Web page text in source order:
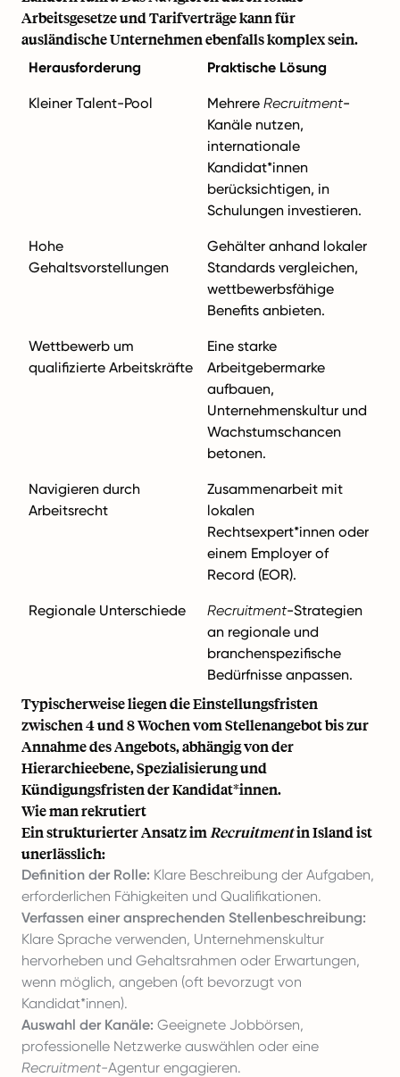
Arbeitsgesetze und Tarifverträge kann für
ausländische Unternehmen ebenfalls komplex sein.
Herausforderung Praktische Lösung
Kleiner Talent-Pool Mehrere Recruitment-
Kanäle nutzen,
internationale
Kandidat*innen
berücksichtigen, in
Schulungen investieren.
Hohe
Gehaltsvorstellungen
Gehälter anhand lokaler
Standards vergleichen,
wettbewerbsfähige
Benefits anbieten.
Wettbewerb um
qualifizierte Arbeitskräfte
Eine starke
Arbeitgebermarke
aufbauen,
Unternehmenskultur und
Wachstumschancen
betonen.
Navigieren durch
Arbeitsrecht
Zusammenarbeit mit
lokalen
Rechtsexpert*innen oder
einem Employer of
Record (EOR).
Regionale Unterschiede Recruitment-Strategien
an regionale und
branchenspezifische
Bedürfnisse anpassen.
Typischerweise liegen die Einstellungsfristen
zwischen 4 und 8 Wochen vom Stellenangebot bis zur
Annahme des Angebots, abhängig von der
Hierarchieebene, Spezialisierung und
Kündigungsfristen der Kandidat*innen.
Wie man rekrutiert
Ein strukturierter Ansatz im Recruitmentin Island ist
unerlässlich:
Definition der Rolle: Klare Beschreibung der Aufgaben,
erforderlichen Fähigkeiten und Qualifikationen.
Verfassen einer ansprechenden Stellenbeschreibung:
Klare Sprache verwenden, Unternehmenskultur
hervorheben und Gehaltsrahmen oder Erwartungen,
wenn möglich, angeben (oft bevorzugt von
Kandidat*innen).
Auswahl der Kanäle: Geeignete Jobbörsen,
professionelle Netzwerke auswählen oder eine
Recruitment-Agentur engagieren.